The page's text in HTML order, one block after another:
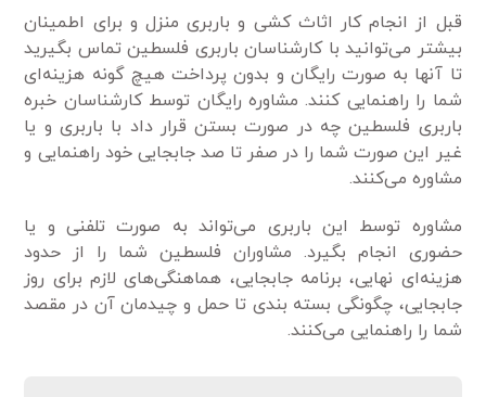
قبل از انجام کار اثاث کشی و باربری منزل و برای اطمینان
بیشتر می‌توانید با کارشناسان باربری فلسطین تماس بگیرید
تا آنها به صورت رایگان و بدون پرداخت هیچ گونه هزینه‌ای
شما را راهنمایی کنند. مشاوره رایگان توسط کارشناسان خبره
باربری فلسطین چه در صورت بستن قرار داد با باربری و یا
غیر این صورت شما را در صفر تا صد جابجایی خود راهنمایی و
مشاوره می‌کنند.
مشاوره توسط این باربری می‌تواند به صورت تلفنی و یا
حضوری انجام بگیرد. مشاوران فلسطین شما را از حدود
هزینه‌ای نهایی، برنامه جابجایی، هماهنگی‌های لازم برای روز
جابجایی، چگونگی بسته بندی تا حمل و چیدمان آن در مقصد
شما را راهنمایی می‌کنند.